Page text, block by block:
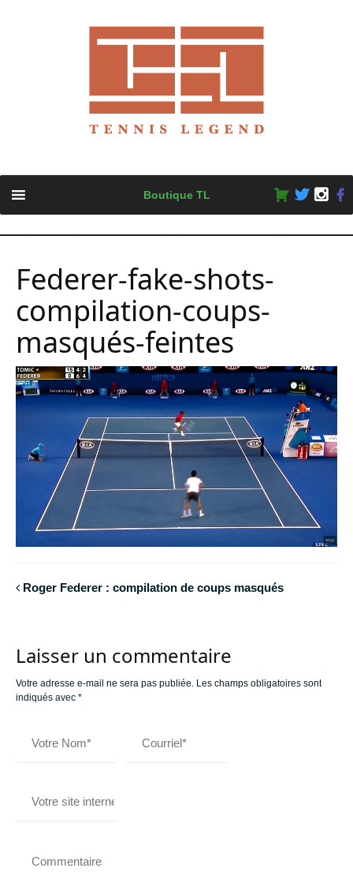
content
Boutique TL
Federer-fake-shots-
compilation-coups-
masqués-feintes
Roger Federer : compilation de coups masqués
Laisser un commentaire
Votre adresse e-mail ne sera pas publiée. Les champs obligatoires sont
indiqués avec *